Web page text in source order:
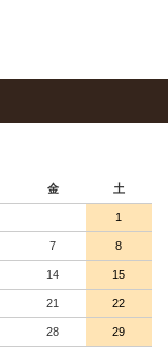
金 土
1
7 8
14 15
21 22
28 29